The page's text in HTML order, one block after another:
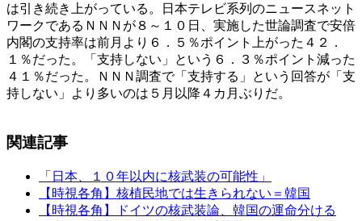
は引き続き上がっている。日本テレビ系列のニュースネット
ワークであるＮＮＮが８～１０日、実施した世論調査で安倍
内閣の支持率は前月より６．５％ポイント上がった４２．
１％だった。「支持しない」という６．３％ポイント減った
４１％だった。ＮＮＮ調査で「支持する」という回答が「支
持しない」より多いのは５月以降４カ月ぶりだ。
関連記事
「日本、１０年以内に核武装の可能性」
【時視各角】核植民地では生きられない＝韓国
【時視各角】ドイツの核武装論、韓国の運命分ける